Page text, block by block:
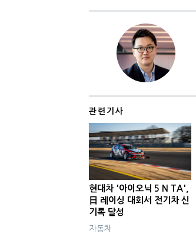
관련기사
현대차 '아이오닉 5 N TA',
日 레이싱 대회서 전기차 신
기록 달성
자동차